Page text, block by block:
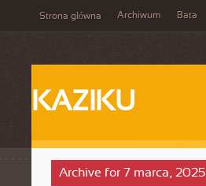
Strona główna Archiwum Bata
KAZIKU
Archive for 7 marca, 2025